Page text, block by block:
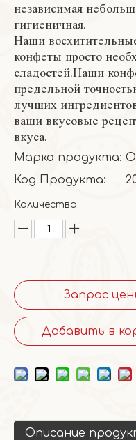
независимая
гигиеничная.
Наши
конфеты просто
сладостей.Наши
предельной
лучших
ваши вкусовые
вкуса.
Марка продукта:
Код Продукта:
Количество:
Запрос
Добавить в
Описание